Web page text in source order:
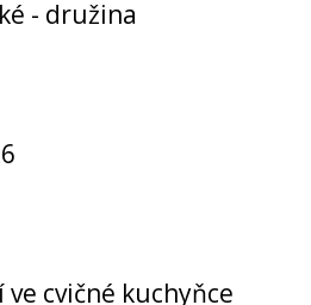
- družina
ve cvičné kuchyňce